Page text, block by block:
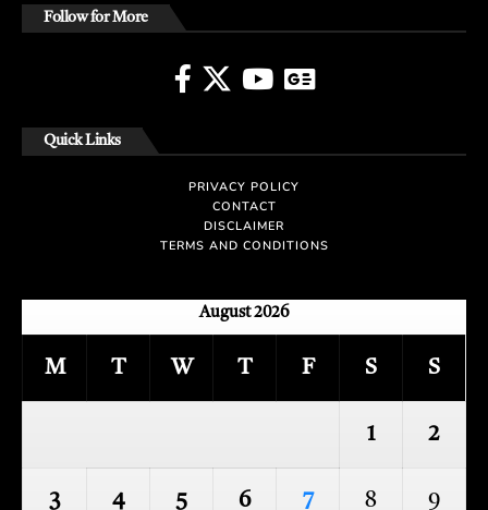
Follow for More
Quick Links
PRIVACY POLICY
CONTACT
DISCLAIMER
TERMS AND CONDITIONS
August 2026
M T W T F S S
1 2
3 4 5 6 7 8 9